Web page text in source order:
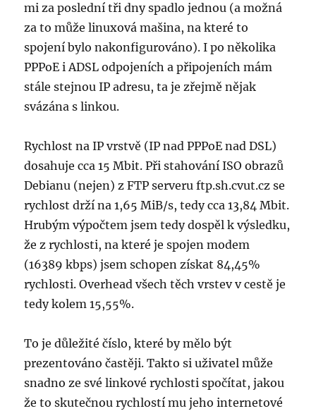
mi za poslední tři dny spadlo jednou (a možná
za to může linuxová mašina, na které to
spojení bylo nakonfigurováno). I po několika
PPPoE i ADSL odpojeních a připojeních mám
stále stejnou IP adresu, ta je zřejmě nějak
svázána s linkou.
Rychlost na IP vrstvě (IP nad PPPoE nad DSL)
dosahuje cca 15 Mbit. Při stahování ISO obrazů
Debianu (nejen) z FTP serveru ftp.sh.cvut.cz se
rychlost drží na 1,65 MiB/s, tedy cca 13,84 Mbit.
Hrubým výpočtem jsem tedy dospěl k výsledku,
že z rychlosti, na které je spojen modem
(16389 kbps) jsem schopen získat 84,45%
rychlosti. Overhead všech těch vrstev v cestě je
tedy kolem 15,55%.
To je důležité číslo, které by mělo být
prezentováno častěji. Takto si uživatel může
snadno ze své linkové rychlosti spočítat, jakou
že to skutečnou rychlostí mu jeho internetové